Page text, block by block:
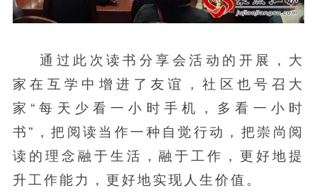
通过此次读书分享会活动的开展，大
家在互学中增进了友谊，社区也号召大
家“每天少看一小时手机，多看一小时
书”，把阅读当作一种自觉行动，把崇尚阅
读的理念融于生活，融于工作，更好地提
升工作能力，更好地实现人生价值。